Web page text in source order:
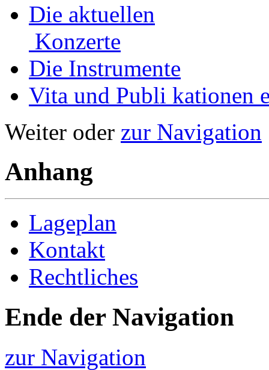
Die aktuellen
Konzerte
Die Instrumente
Vita und Publi­ kationen
Weiter oder zur Navigation
Anhang
Lageplan
Kontakt
Rechtliches
Ende der Navigation
zur Navigation